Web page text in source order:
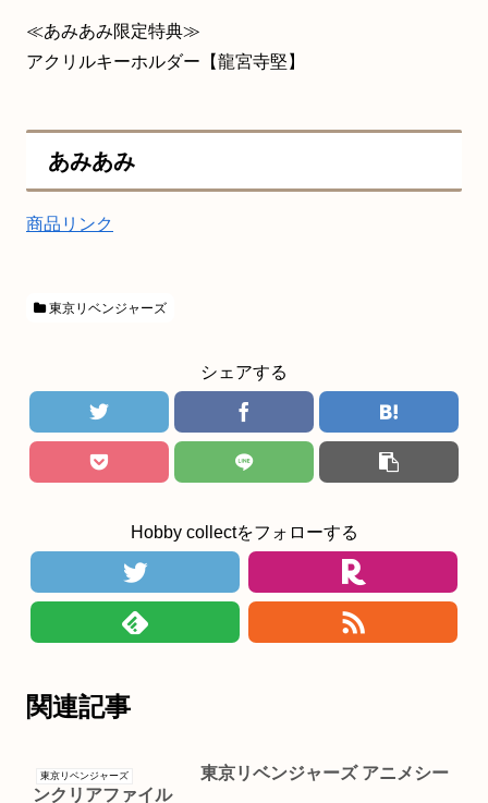
≪あみあみ限定特典≫
アクリルキーホルダー【龍宮寺堅】
あみあみ
商品リンク
東京リベンジャーズ
シェアする
Hobby collectをフォローする
関連記事
東京リベンジャーズ
東京リベンジャーズ アニメシー
ンクリアファイル